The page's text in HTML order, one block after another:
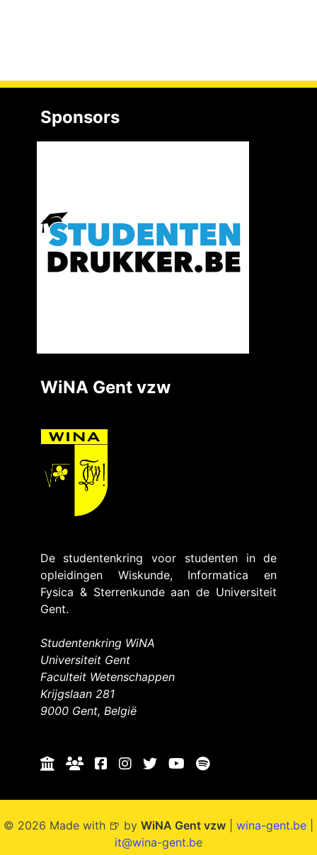
Sponsors
WiNA Gent vzw
De studentenkring voor studenten in de
opleidingen Wiskunde, Informatica en
Fysica & Sterrenkunde aan de Universiteit
Gent.
Studentenkring WiNA
Universiteit Gent
Faculteit Wetenschappen
Krijgslaan 281
9000 Gent, België
© 2026 Made with 🍺 by WiNA Gent vzw wina-gent.be
it@wina-gent.be